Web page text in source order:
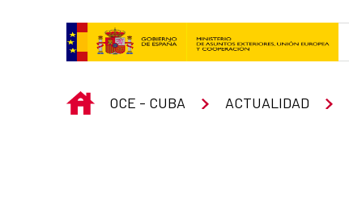
INICIO
OCE - CUBA ACTUALIDAD